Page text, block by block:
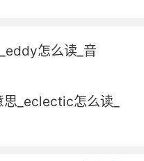
even coined a
名
怎么读_音
_eclectic怎么读_